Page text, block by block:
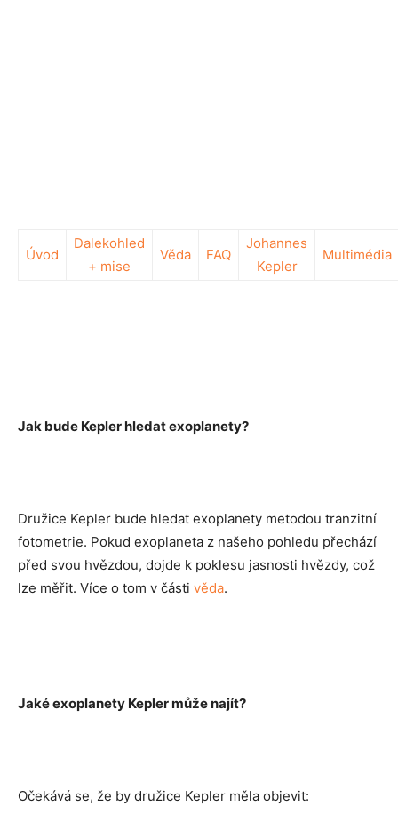
Úvod
Dalekohled
+ mise
Věda FAQ
Johannes
Kepler
Multimédia
Jak bude Kepler hledat exoplanety?
Družice Kepler bude hledat exoplanety metodou tranzitní
fotometrie. Pokud exoplaneta z našeho pohledu přechází
před svou hvězdou, dojde k poklesu jasnosti hvězdy, což
lze měřit. Více o tom v části věda.
Jaké exoplanety Kepler může najít?
Očekává se, že by družice Kepler měla objevit: